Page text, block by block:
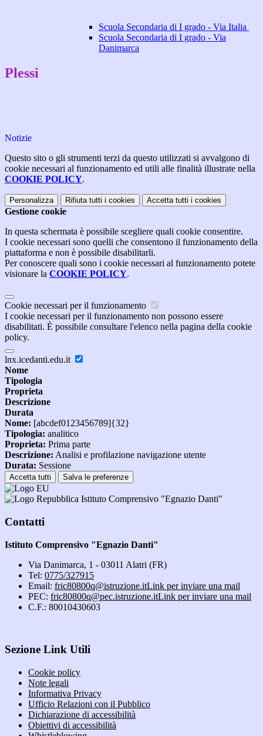
Scuola Secondaria di I grado - Via Italia
Scuola Secondaria di I grado - Via
Danimarca
Plessi
Notizie
Questo sito o gli strumenti terzi da questo utilizzati si avvalgono di
cookie necessari al funzionamento ed utili alle finalità illustrate nella
COOKIE POLICY.
Personalizza Rifiuta tutti i cookies Accetta tutti i cookies
Gestione cookie
In questa schermata è possibile scegliere quali cookie consentire.
I cookie necessari sono quelli che consentono il funzionamento della
piattaforma e non è possibile disabilitarli.
Per conoscere quali sono i cookie necessari al funzionamento potete
visionare la COOKIE POLICY.
Cookie necessari per il funzionamento
I cookie necessari per il funzionamento non possono essere
disabilitati. È possibile consultare l'elenco nella pagina della cookie
policy.
lnx.icedanti.edu.it
Nome
Tipologia
Proprieta
Descrizione
Durata
Nome: [abcdef0123456789]{32}
Tipologia: analitico
Proprieta: Prima parte
Descrizione: Analisi e profilazione navigazione utente
Durata: Sessione
Accetta tutti Salva le preferenze
Istituto Comprensivo "Egnazio Danti"
Contatti
Istituto Comprensivo "Egnazio Danti"
Via Danimarca, 1 - 03011 Alatri (FR)
Tel: 0775/327915
Email: fric80800q@istruzione.itLink per inviare una mail
PEC: fric80800q@pec.istruzione.itLink per inviare una mail
C.F.: 80010430603
Sezione Link Utili
Cookie policy
Note legali
Informativa Privacy
Ufficio Relazioni con il Pubblico
Dichiarazione di accessibilità
Obiettivi di accessibilità